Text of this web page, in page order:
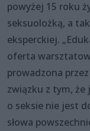
powyżej 15 roku
seksuolożką, a
eksperckiej.
oferta
prowadzona
związku z tym,
o seksie nie jest
słowa